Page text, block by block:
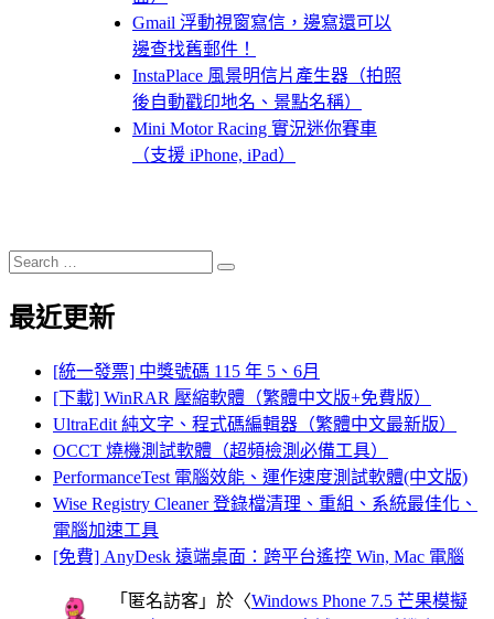
Gmail 浮動視窗寫信，邊寫還可以
邊查找舊郵件！
InstaPlace 風景明信片產生器（拍照
後自動戳印地名、景點名稱）
Mini Motor Racing 實況迷你賽車
（支援 iPhone, iPad）
Search
for:
Search
最近更新
[統一發票] 中獎號碼 115 年 5、6月
[下載] WinRAR 壓縮軟體（繁體中文版+免費版）
UltraEdit 純文字、程式碼編輯器（繁體中文最新版）
OCCT 燒機測試軟體（超頻檢測必備工具）
PerformanceTest 電腦效能、運作速度測試軟體(中文版)
Wise Registry Cleaner 登錄檔清理、重組、系統最佳化、
電腦加速工具
[免費] AnyDesk 遠端桌面：跨平台遙控 Win, Mac 電腦
「 匿名訪客 」於〈Windows Phone 7.5 芒果模擬